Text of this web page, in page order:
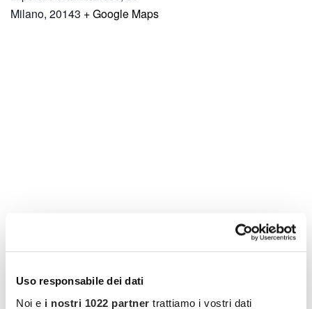
Uso responsabile dei dati
Noi e i nostri 1022 partner trattiamo i vostri dati
Milano, 20143 + Google Maps